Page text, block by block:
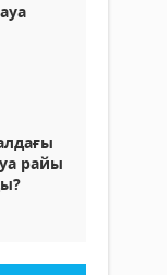
райы